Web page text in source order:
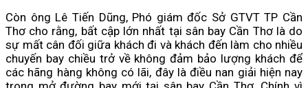
Còn ông Lê Tiến Dũng, Phó giám đốc Sở GTVT TP Cần
Thơ cho rằng, bất cập lớn nhất tại sân bay Cần Thơ là do
sự mất cân đối giữa khách đi và khách đến làm cho nhiều
chuyến bay chiều trở về không đảm bảo lượng khách để
các hãng hàng không có lãi, đây là điều nan giải hiện nay